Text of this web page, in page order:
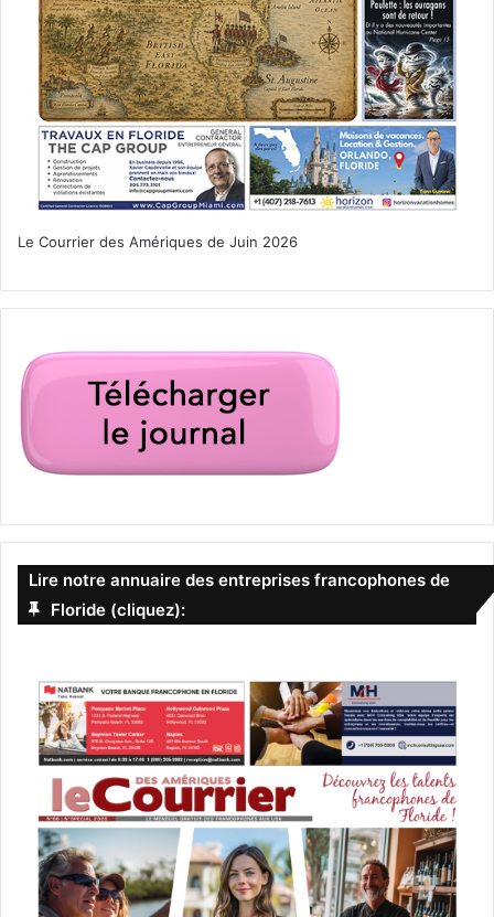
Le Courrier des Amériques de Juin 2026
Lire notre annuaire des entreprises francophones de
Floride (cliquez):